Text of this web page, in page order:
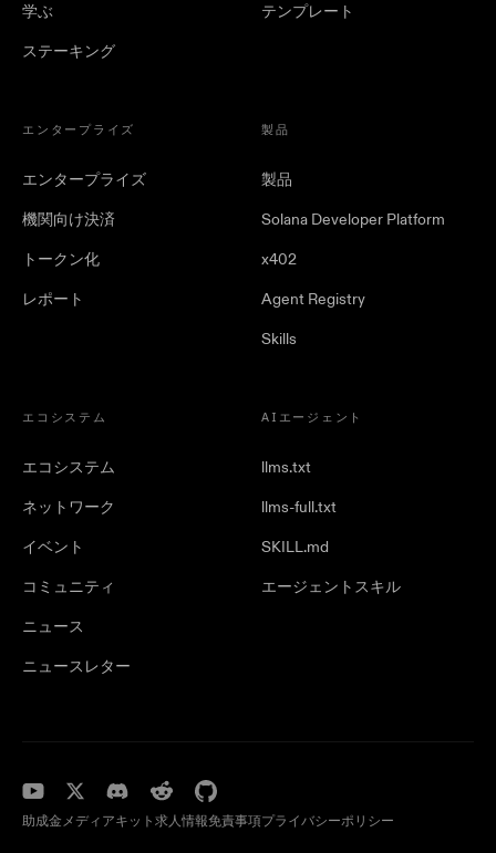
学ぶ
ステーキング
テンプレート
エンタープライズ
エンタープライズ
機関向け決済
トークン化
レポート
製品
製品
Solana Developer Platform
x402
Agent Registry
Skills
エコシステム
エコシステム
ネットワーク
イベント
コミュニティ
ニュース
ニュースレター
AIエージェント
llms.txt
llms-full.txt
SKILL.md
エージェントスキル
助成金メディアキット 求人情報免責事項プライバシーポリシー